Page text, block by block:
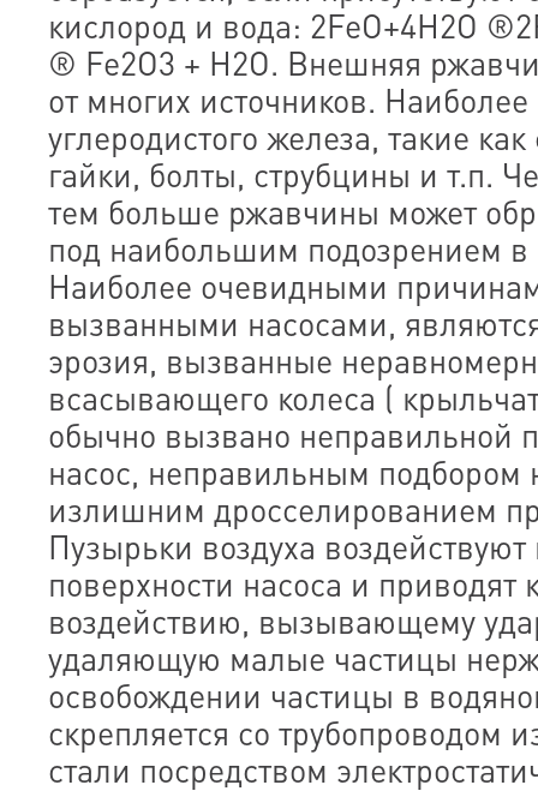
кислород и вода: 2FeO+4H2O
® Fe2O3 + H2O. Внешняя
от многих источников.
углеродистого железа, такие
гайки, болты, струбцины и т.п.
тем больше ржавчины может
под наибольшим подозрением в
Наиболее очевидными
вызванными насосами,
эрозия, вызванные
всасывающего колеса (
обычно вызвано неправильной
насос, неправильным подбором
излишним дросселированием
Пузырьки воздуха
поверхности насоса и приводят
воздействию, вызывающему
удаляющую малые частицы
освобождении частицы в
скрепляется со трубопроводом
стали посредством